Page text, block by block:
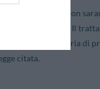
Tali dati non
titolare del sito. Il
N. 675, in materia di
citata.